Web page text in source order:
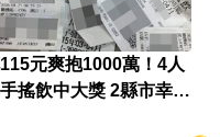
元爽抱1000萬！4人
搖飲中大獎 2縣市幸運